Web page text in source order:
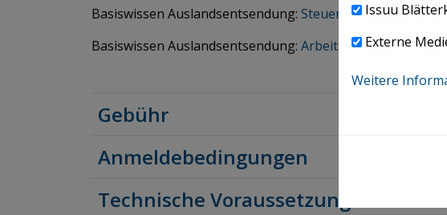
Basiswissen Auslandsentsendung: Steuerrecht (Teil I)
Basiswissen Auslandsentsendung: Arbeitsrecht (Teil III)​​​​​​​​​​​​​​​​​​​​​
Gebühr
Anmeldebedingungen
Technische Voraussetzungen
Issuu
Externe
Weitere